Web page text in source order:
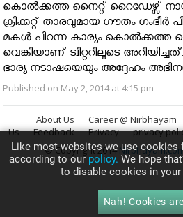
കൊല്‍ക്കത്ത നൈറ്റ് റൈഡേഴ്സ്
ക്രിക്കറ്റ് താരവുമായ ഗൗതം ഗംഭീർ
മകൾ പിറന്ന കാര്യം കൊല്‍ക്കത്ത
വെങ്കിയാണ് ട്വിറ്ററിലൂടെ
ഭാര്യ നടാഷയെയും അദ്ദേഹം
Published on May 2, 2014 at 4:15 pm
About Us Career @ Nirbhayam
Us
Feedback Privacy privacy
© Copyright 2014
Like most websites we use cookies
according to ourpolicy. We hope
to disable cookies in your
Nah! Cookies